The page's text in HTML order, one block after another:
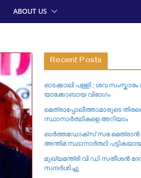
ABOUT US
Recent Posts
ഓടക്കാലി പള്ളി ; ശവ സംസ്കാരം
യാക്കോബായ വിഭാഗം
മെത്രാപ്പോലീത്താമാരുടെ
സ്ഥാനാർത്ഥികളെ അറിയാം
ഓർത്തഡോക്സ് സഭ മെത്രാൻ
അന്തിമ സ്ഥാനാർത്ഥി
മുഖ്യമന്ത്രി വി ഡി സതീശൻ
സന്ദർശിച്ചു